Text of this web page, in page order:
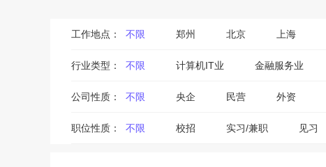
工作地点： 不限 郑州 北京 上海
行业类型： 不限 计算机IT业 金融服务业
公司性质： 不限 央企 民营 外资
职位性质： 不限 校招 实习/兼职 见习